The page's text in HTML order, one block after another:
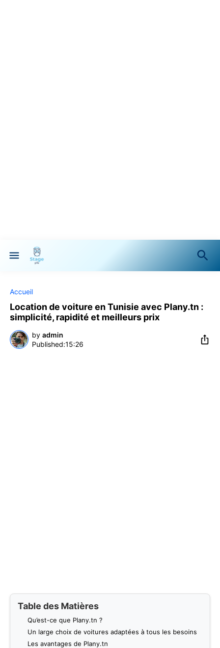
Accueil
Location de voiture en Tunisie avec Plany.tn :
simplicité, rapidité et meilleurs prix
by admin
15:26
Table des Matières
Qu’est-ce que Plany.tn ?
Un large choix de voitures adaptées à tous les besoins
Les avantages de Plany.tn